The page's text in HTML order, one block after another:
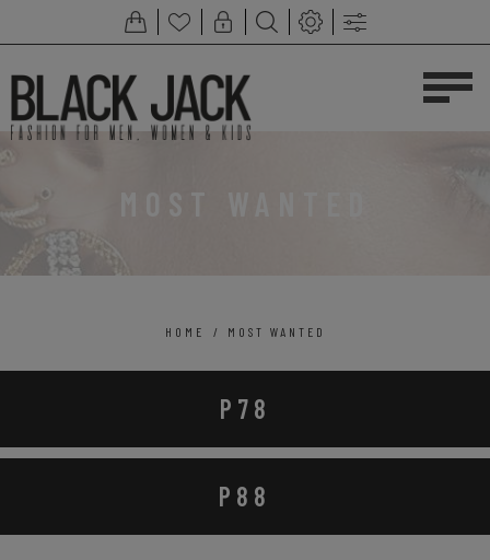
HOME / MOST WANTED
P78
P88